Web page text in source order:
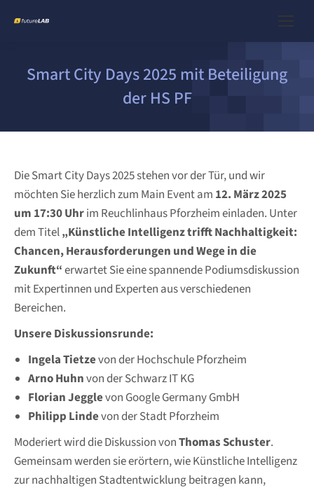
Smart City Days 2025 mit Beteiligung
der HS PF
Die Smart City Days 2025 stehen vor der Tür, und wir
möchten Sie herzlich zum Main Event am 12. März 2025
um 17:30 Uhrim Reuchlinhaus Pforzheim einladen. Unter
dem Titel„Künstliche Intelligenz trifft Nachhaltigkeit:
Chancen, Herausforderungen und Wege in die
Zukunft“erwartet Sie eine spannende Podiumsdiskussion
mit Expertinnen und Experten aus verschiedenen
Bereichen.
Unsere Diskussionsrunde:
Ingela Tietzevon der Hochschule Pforzheim
Arno Huhnvon der Schwarz IT KG
Florian Jegglevon Google Germany GmbH
Philipp Lindevon der Stadt Pforzheim
Moderiert wird die Diskussion vonThomas Schuster.
Gemeinsam werden sie erörtern, wie Künstliche Intelligenz
zur nachhaltigen Stadtentwicklung beitragen kann,